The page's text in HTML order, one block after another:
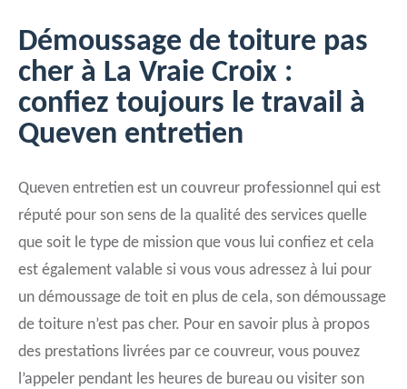
Démoussage de toiture pas
cher à La Vraie Croix :
confiez toujours le travail à
Queven entretien
Queven entretien est un couvreur professionnel qui est
réputé pour son sens de la qualité des services quelle
que soit le type de mission que vous lui confiez et cela
est également valable si vous vous adressez à lui pour
un démoussage de toit en plus de cela, son démoussage
de toiture n’est pas cher. Pour en savoir plus à propos
des prestations livrées par ce couvreur, vous pouvez
l’appeler pendant les heures de bureau ou visiter son